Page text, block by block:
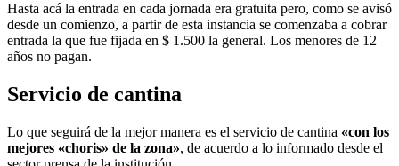
Hasta acá la entrada en cada jornada era gratuita pero, como se avisó
desde un comienzo, a partir de esta instancia se comenzaba a cobrar
entrada la que fue fijada en $ 1.500 la general. Los menores de 12
años no pagan.
Servicio de cantina
Lo que seguirá de la mejor manera es el servicio de cantina «con los
mejores «choris» de la zona», de acuerdo a lo informado desde el